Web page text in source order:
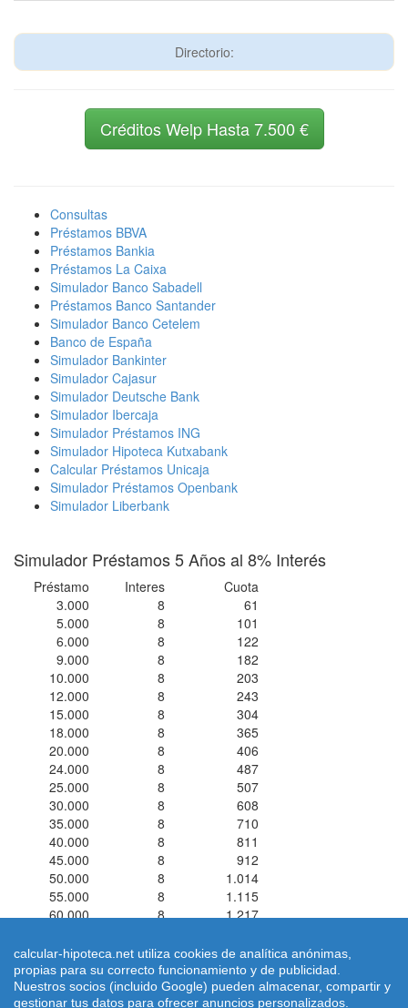
Directorio:
Créditos Welp Hasta 7.500 €
Consultas
Préstamos BBVA
Préstamos Bankia
Préstamos La Caixa
Simulador Banco Sabadell
Préstamos Banco Santander
Simulador Banco Cetelem
Banco de España
Simulador Bankinter
Simulador Cajasur
Simulador Deutsche Bank
Simulador Ibercaja
Simulador Préstamos ING
Simulador Hipoteca Kutxabank
Calcular Préstamos Unicaja
Simulador Préstamos Openbank
Simulador Liberbank
Simulador Préstamos 5 Años al 8% Interés
Préstamo Interes
Cuota
3.000
8
61
5.000
8
101
6.000
8
122
9.000
8
182
10.000
8
203
12.000
8
243
15.000
8
304
18.000
8
365
20.000
8
406
24.000
8
487
25.000
8
507
30.000
8
608
35.000
8
710
40.000
8
811
45.000
8
912
50.000
8
1.014
55.000
8
1.115
60.000
8 1.217
Simuladores de Préstamos ® 2026 calcular-hipoteca.netHome |
calcular-hipoteca.net utiliza cookies de analítica anónimas,
propias para su correcto funcionamiento y de publicidad.
Nuestros socios (incluido Google) pueden almacenar, compartir y
gestionar tus datos para ofrecer anuncios personalizados.